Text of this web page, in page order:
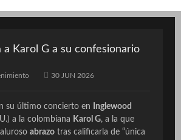
a Karol G a su confesionario
30 JUN 2026
su último concierto en
Inglewood
a la colombiana Karol G, a la que
abrazo tras calificarla de “única